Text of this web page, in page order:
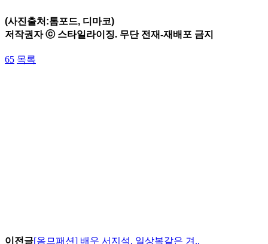
(사진출처:톰포드, 디마코)
저작권자 ⓒ 스타일라이징. 무단 전재-재배포 금지
65 목록
이전글[옴므패션] 배우 서지석, 일상복같은 겨..